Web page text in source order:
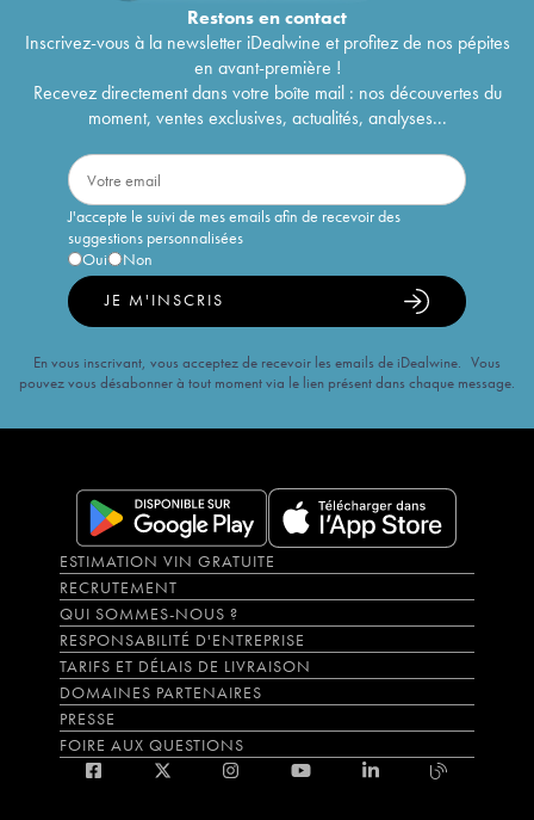
Restons encontact
Inscrivez-vous à la newsletter iDealwine et profitez de nos pépites
en avant-première !
Recevez directement dans votre boîte mail : nos découvertes du
moment, ventes exclusives, actualités, analyses...
J'accepte le suivi de mes emails afin de recevoir des
suggestions personnalisées
Oui
Non
JE M'INSCRIS
En vous inscrivant, vous acceptez de recevoir les emails de iDealwine. Vous
pouvez vous désabonner à tout moment via le lien présent dans chaque message.
ESTIMATION VIN GRATUITE
RECRUTEMENT
QUI SOMMES-NOUS ?
RESPONSABILITÉ D'ENTREPRISE
TARIFS ET DÉLAIS DE LIVRAISON
DOMAINES PARTENAIRES
PRESSE
FOIRE AUX QUESTIONS